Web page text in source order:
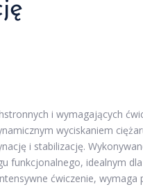
i wymagających
wyciskaniem
i stabilizację.
funkcjonalnego, idealnym
ćwiczenie,